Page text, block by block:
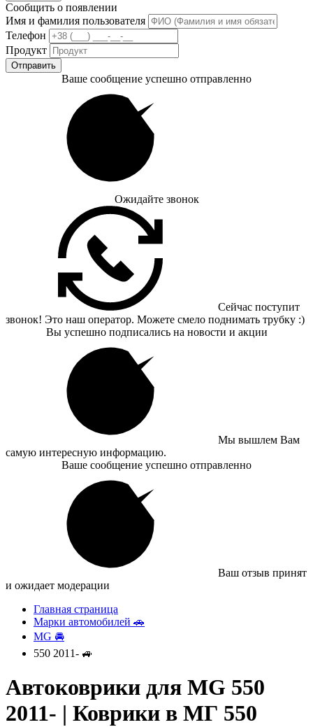
Сообщить о появлении
Имя и фамилия пользователя
Телефон
Продукт
Отправить
Ваше сообщение успешно отправленно
Ожидайте звонок
Сейчас поступит
звонок! Это наш оператор. Можете смело поднимать трубку :)
Вы успешно подписались на новости и акции
Мы вышлем Вам
самую интересную информацию.
Ваше сообщение успешно отправленно
Ваш отзыв принят
и ожидает модерации
Главная страница
Марки автомобилей 🚗
MG 🚘
550 2011- 🚙
Автоковрики для MG 550
2011- | Коврики в МГ 550